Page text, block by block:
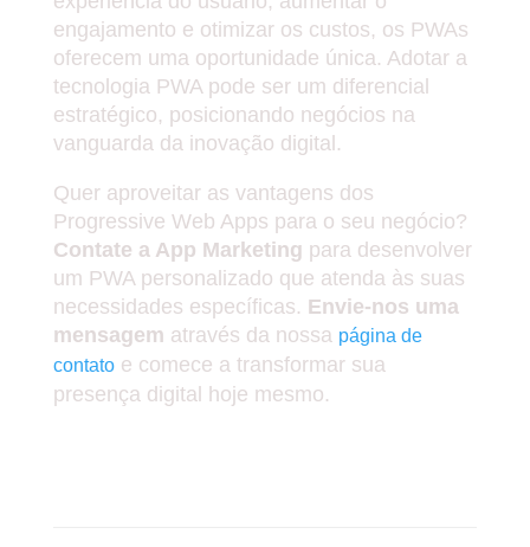
engajamento e otimizar os custos, os PWAs
oferecem uma oportunidade única. Adotar a
tecnologia PWA pode ser um diferencial
estratégico, posicionando negócios na
vanguarda da inovação digital.
Quer aproveitar as vantagens dos
Progressive Web Apps para o seu negócio?
Contate a App Marketing para desenvolver
um PWA personalizado que atenda às suas
necessidades específicas. Envie-nos uma
mensagem através da nossa página de
contatoe comece a transformar sua
presença digital hoje mesmo.